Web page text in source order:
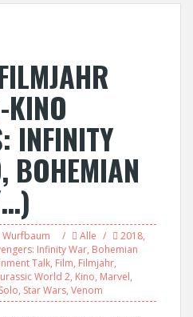
INFINITY
BOHEMIAN
Wurfbaum Alle 2018,
Infinity War, Bohemian
Talk, Film, Filmjahr,
World 2, Kino, Marvel,
Solo, Star Wars, Venom